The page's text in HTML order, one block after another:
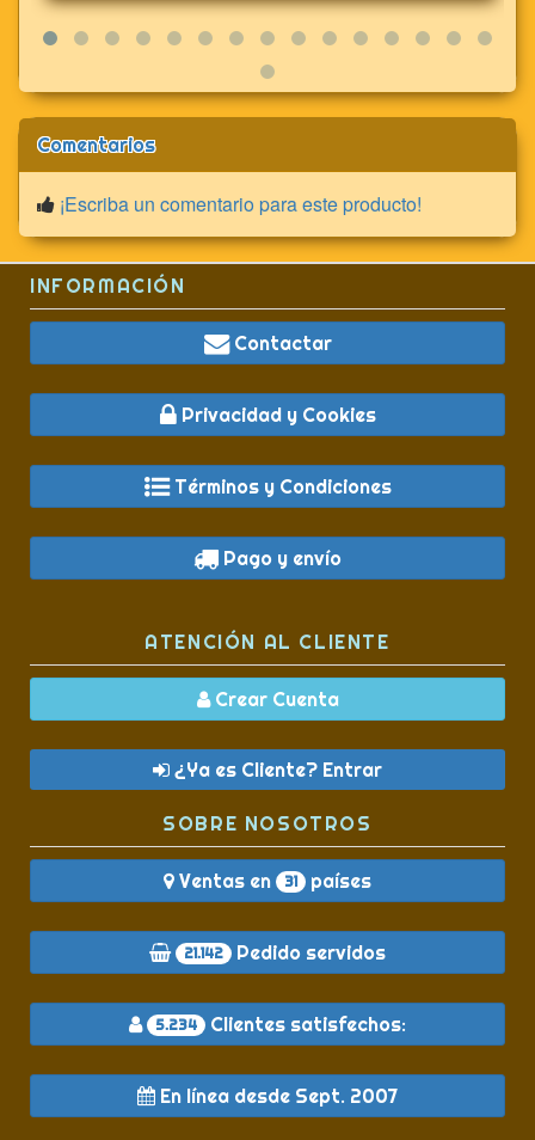
Comentarios
¡Escriba un comentario para este producto!
INFORMACIÓN
Contactar
Privacidad y Cookies
Términos y Condiciones
Pago y envío
ATENCIÓN AL CLIENTE
Crear Cuenta
¿Ya es Cliente? Entrar
SOBRE NOSOTROS
Ventas en 31 países
21.142 Pedido servidos
5.234 Clientes satisfechos:
En línea desde Sept. 2007